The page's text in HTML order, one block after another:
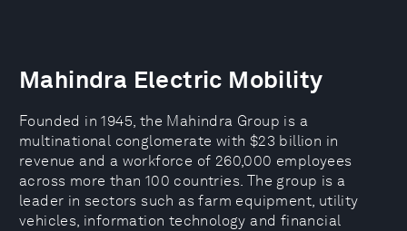
Mahindra Electric Mobility
Founded in 1945, the Mahindra Group is a
multinational conglomerate with $23 billion in
revenue and a workforce of 260,000 employees
across more than 100 countries. The group is a
leader in sectors such as farm equipment, utility
vehicles, information technology and financial